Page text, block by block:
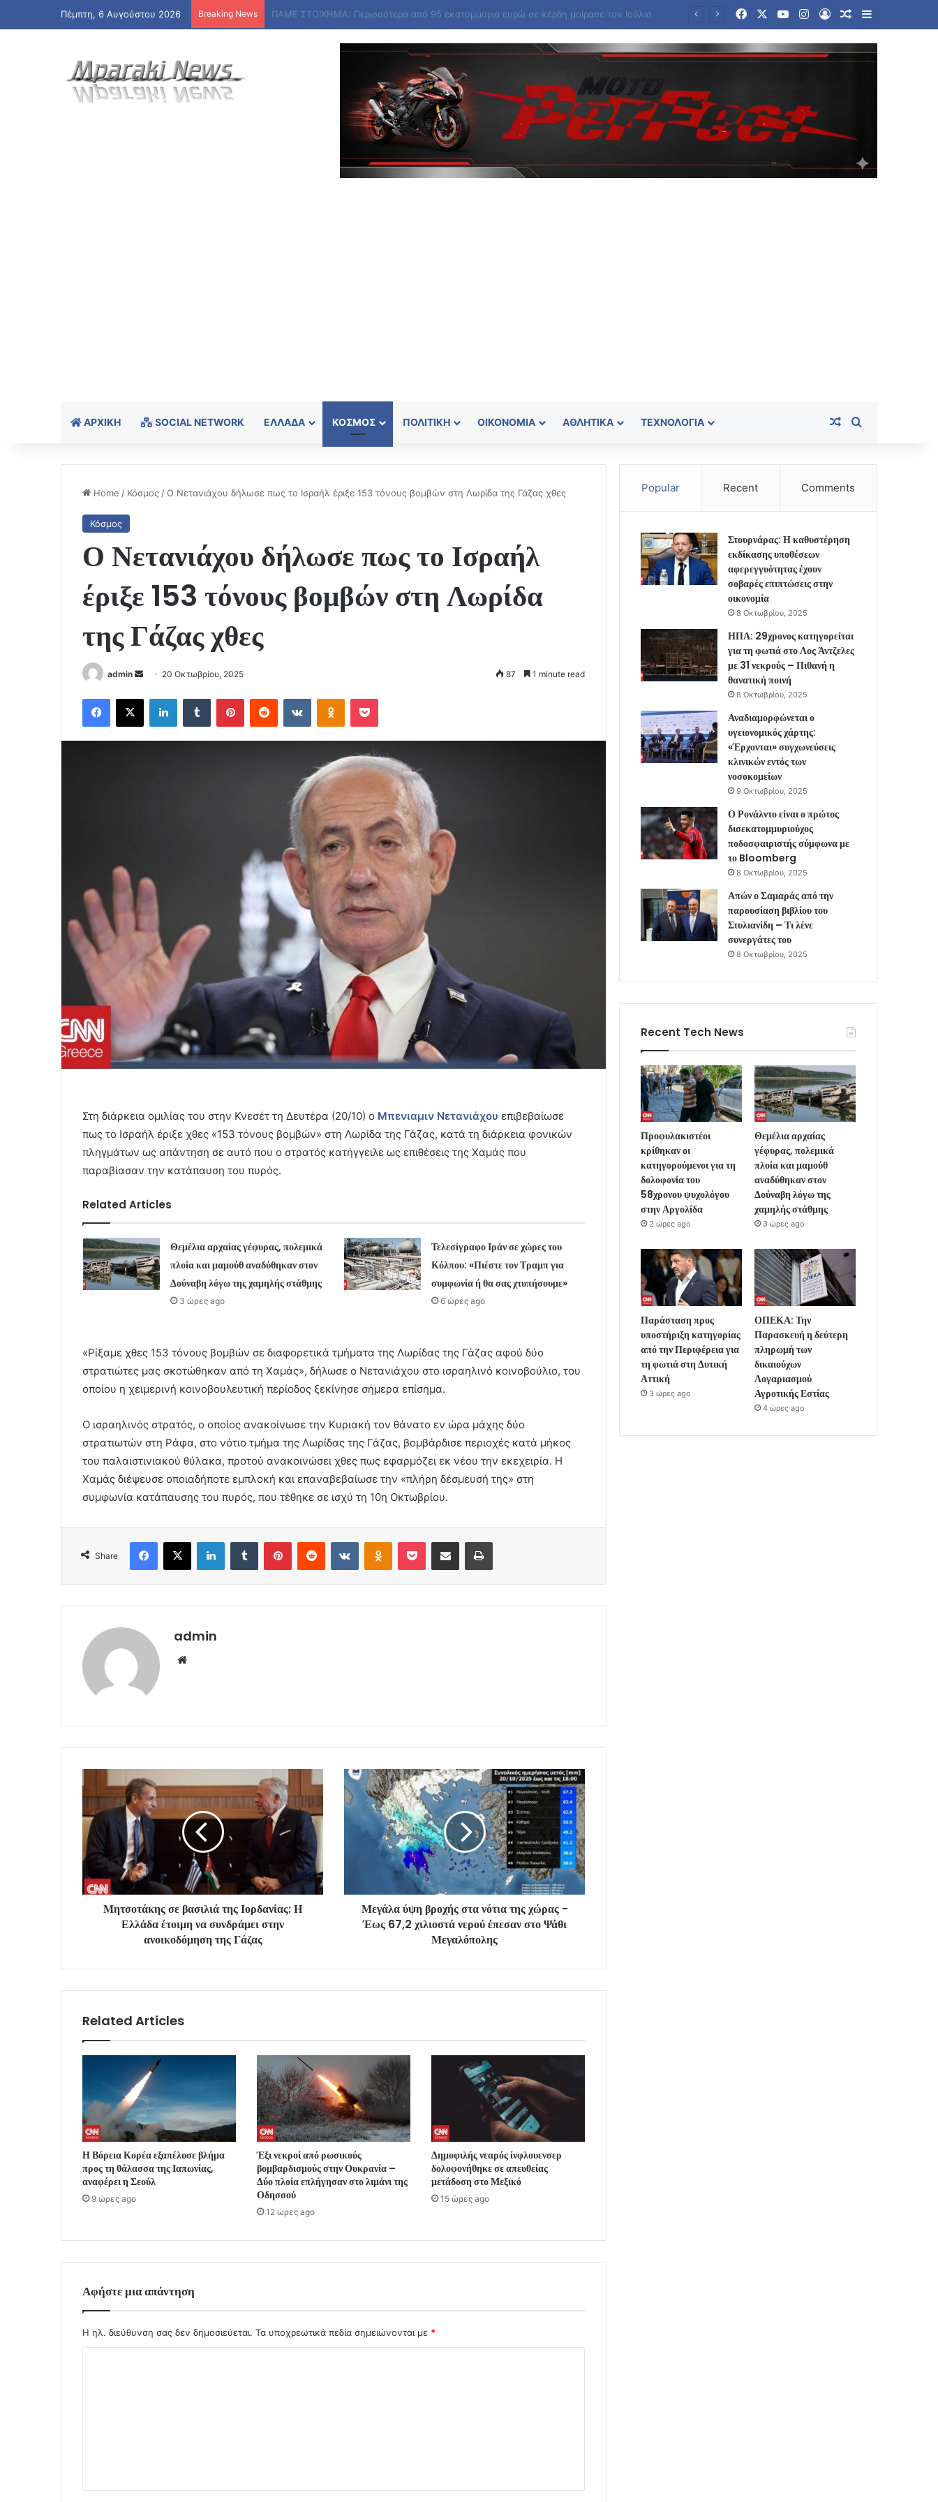
Πέμπτη, 6 Αυγούστου 2026 Breaking News FacebookYouTubeInstagram
Log InRandom Article
Sidebar
ΑΡΧΙΚΉ SOCIAL NETWORK ΕΛΛΆΔΑ ΚΌΣΜΟΣ ΠΟΛΙΤΙΚΉ ΟΙΚΟΝΟΜΊΑ ΑΘΛΗΤΙΚΆ ΤΕΧΝΟΛΟΓΊΑ Random Article
Home / Κόσμος /Ο Νετανιάχου δήλωσε πως το Ισραήλ έριξε 153 τόνους βομβών στη Λωρίδα της Γάζας χθες
Κόσμος
Ο Νετανιάχου δήλωσε πως το Ισραήλ
έριξε 153 τόνους βομβών στη Λωρίδα
της Γάζας χθες
admin
Send
email
20 Οκτωβρίου, 2025 87 1 minute read
Facebook
X LinkedInTumblr PinterestReddit VKontakteOdnoklassniki
Pocket
Στη διάρκεια ομιλίας του στην Κνεσέτ τη Δευτέρα (20/10) ο Μπενιαμιν Νετανιάχου επιβεβαίωσε
πως το Ισραήλ έριξε χθες «153 τόνους βομβών» στη Λωρίδα της Γάζας, κατά τη διάρκεια φονικών
πληγμάτων ως απάντηση σε αυτό που ο στρατός κατήγγειλε ως επιθέσεις της Χαμάς που
παραβίασαν την κατάπαυση του πυρός.
Related Articles
Θεμέλια αρχαίας γέφυρας, πολεμικά
πλοία και μαμούθ αναδύθηκαν στον
Δούναβη λόγω της χαμηλής στάθμης
3 ώρες ago
Τελεσίγραφο Ιράν σε χώρες του
Κόλπου: «Πιέστε τον Τραμπ για
συμφωνία ή θα σας χτυπήσουμε»
6 ώρες ago
«Ρίξαμε χθες 153 τόνους βομβών σε διαφορετικά τμήματα της Λωρίδας της Γάζας αφού δύο
στρατιώτες μας σκοτώθηκαν από τη Χαμάς», δήλωσε ο Νετανιάχου στο ισραηλινό κοινοβούλιο, του
οποίου η χειμερινή κοινοβουλευτική περίοδος ξεκίνησε σήμερα επίσημα.
Ο ισραηλινός στρατός, ο οποίος ανακοίνωσε την Κυριακή τον θάνατο εν ώρα μάχης δύο
στρατιωτών στη Ράφα, στο νότιο τμήμα της Λωρίδας της Γάζας, βομβάρδισε περιοχές κατά μήκος
του παλαιστινιακού θύλακα, προτού ανακοινώσει χθες πως εφαρμόζει εκ νέου την εκεχειρία. Η
Χαμάς διέψευσε οποιαδήποτε εμπλοκή και επαναβεβαίωσε την «πλήρη δέσμευσή της» στη
συμφωνία κατάπαυσης του πυρός, που τέθηκε σε ισχύ τη 10η Οκτωβρίου.
Share
Facebook
X LinkedInTumblr PinterestReddit VKontakteOdnoklassniki
Pocket Share via Email Print
admin
Μητσοτάκης σε βασιλιά της Ιορδανίας: Η
Ελλάδα έτοιμη να συνδράμει στην
ανοικοδόμηση της Γάζας
Μεγάλα ύψη βροχής στα νότια της χώρας -
Έως 67,2 χιλιοστά νερού έπεσαν στο Ψάθι
Μεγαλόπολης
Related Articles
Η Βόρεια Κορέα εξαπέλυσε βλήμα
προς τη θάλασσα της Ιαπωνίας,
αναφέρει η Σεούλ
9 ώρες ago
Έξι νεκροί από ρωσικούς
βομβαρδισμούς στην Ουκρανία –
Δύο πλοία επλήγησαν στο λιμάνι της
Οδησσού
12 ώρες ago
Δημοφιλής νεαρός ίνφλουενσερ
δολοφονήθηκε σε απευθείας
μετάδοση στο Μεξικό
15 ώρες ago
Αφήστε μια απάντηση
Η ηλ. διεύθυνση σας δεν δημοσιεύεται. Τα υποχρεωτικά πεδία σημειώνονται με *
Popular Recent Comments
Στουρνάρας: Η καθυστέρηση
εκδίκασης υποθέσεων
αφερεγγυότητας έχουν
σοβαρές επιπτώσεις στην
οικονομία
8 Οκτωβρίου, 2025
ΗΠΑ: 29χρονος κατηγορείται
για τη φωτιά στο Λος Άντζελες
με 31 νεκρούς – Πιθανή η
θανατική ποινή
8 Οκτωβρίου, 2025
Αναδιαμορφώνεται ο
υγειονομικός χάρτης:
«Έρχονται» συγχωνεύσεις
κλινικών εντός των
νοσοκομείων
9 Οκτωβρίου, 2025
Ο Ρονάλντο είναι ο πρώτος
δισεκατομμυριούχος
ποδοσφαιριστής σύμφωνα με
το Bloomberg
8 Οκτωβρίου, 2025
Απών ο Σαμαράς από την
παρουσίαση βιβλίου του
Στυλιανίδη – Τι λένε
συνεργάτες του
8 Οκτωβρίου, 2025
Recent Tech News
Προφυλακιστέοι
κρίθηκαν οι
κατηγορούμενοι για τη
δολοφονία του
58χρονου ψυχολόγου
στην Αργολίδα
2 ώρες ago
Θεμέλια αρχαίας
γέφυρας, πολεμικά
πλοία και μαμούθ
αναδύθηκαν στον
Δούναβη λόγω της
χαμηλής στάθμης
3 ώρες ago
Παράσταση προς
υποστήριξη κατηγορίας
από την Περιφέρεια για
τη φωτιά στη Δυτική
Αττική
3 ώρες ago
ΟΠΕΚΑ: Την
Παρασκευή η δεύτερη
πληρωμή των
δικαιούχων
Λογαριασμού
Αγροτικής Εστίας
4 ώρες ago